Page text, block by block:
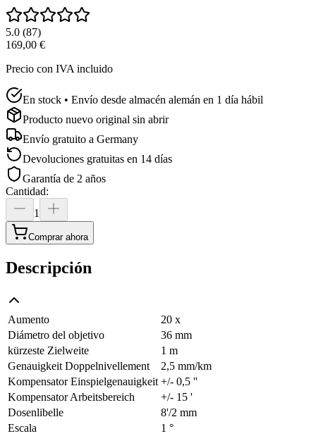
5.0 (87)
169,00 €
Precio con IVA incluido
En stock • Envío desde almacén alemán en 1 día hábil
Producto nuevo original sin abrir
Envío gratuito a Germany
Devoluciones gratuitas en 14 días
Garantía de 2 años
Cantidad:
1
Comprar ahora
Descripción
Aumento
20 x
Diámetro del objetivo
36 mm
kürzeste Zielweite
1 m
Genauigkeit Doppelnivellement
2,5 mm/km
Kompensator Einspielgenauigkeit +/- 0,5 ''
Kompensator Arbeitsbereich
+/- 15 '
Dosenlibelle
8'/2 mm
Escala
1 °